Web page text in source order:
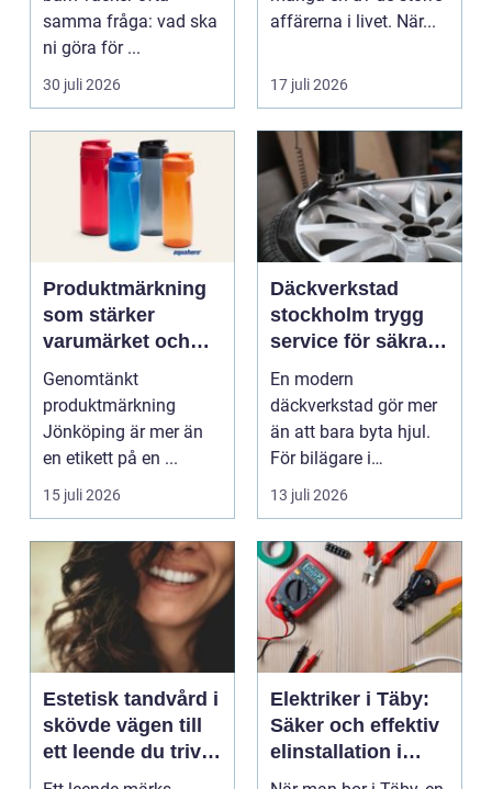
samma fråga: vad ska
ni göra för ...
30 juli 2026
affärerna i livet. När...
17 juli 2026
Produktmärkning
som stärker
varumärket och
förenklar vardagen
Genomtänkt
produktmärkning
Jönköping är mer än
en etikett på en ...
15 juli 2026
Däckverkstad
stockholm trygg
service för säkra
mil året runt
En modern
däckverkstad gör mer
än att bara byta hjul.
För bilägare i
Stockholm handlar
valet av däck...
13 juli 2026
Estetisk tandvård i
skövde vägen till
ett leende du trivs
med
Elektriker i Täby:
Säker och effektiv
elinstallation i
norrort